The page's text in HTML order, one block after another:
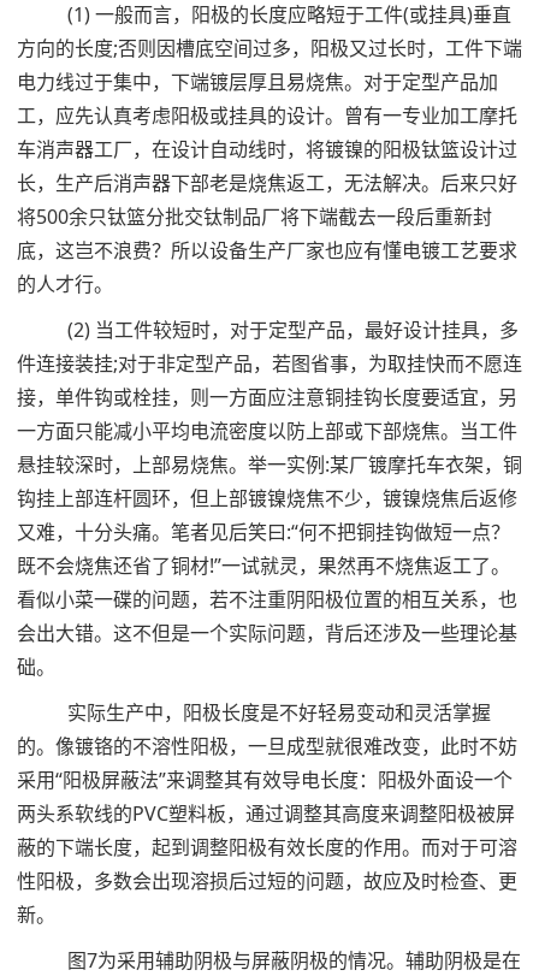
(1) 一般而言，阳极的长度应略短于工件(或挂具)垂直
方向的长度;否则因槽底空间过多，阳极又过长时，工件下端
电力线过于集中，下端镀层厚且易烧焦。对于定型产品加
工，应先认真考虑阳极或挂具的设计。曾有一专业加工摩托
车消声器工厂，在设计自动线时，将镀镍的阳极钛篮设计过
长，生产后消声器下部老是烧焦返工，无法解决。后来只好
将500余只钛篮分批交钛制品厂将下端截去一段后重新封
底，这岂不浪费？所以设备生产厂家也应有懂电镀工艺要求
的人才行。
(2) 当工件较短时，对于定型产品，最好设计挂具，多
件连接装挂;对于非定型产品，若图省事，为取挂快而不愿连
接，单件钩或栓挂，则一方面应注意铜挂钩长度要适宜，另
一方面只能减小平均电流密度以防上部或下部烧焦。当工件
悬挂较深时，上部易烧焦。举一实例:某厂镀摩托车衣架，铜
钩挂上部连杆圆环，但上部镀镍烧焦不少，镀镍烧焦后返修
又难，十分头痛。笔者见后笑曰:“何不把铜挂钩做短一点？
既不会烧焦还省了铜材!”一试就灵，果然再不烧焦返工了。
看似小菜一碟的问题，若不注重阴阳极位置的相互关系，也
会出大错。这不但是一个实际问题，背后还涉及一些理论基
础。
实际生产中，阳极长度是不好轻易变动和灵活掌握
的。像镀铬的不溶性阳极，一旦成型就很难改变，此时不妨
采用“阳极屏蔽法”来调整其有效导电长度：阳极外面设一个
两头系软线的PVC塑料板，通过调整其高度来调整阳极被屏
蔽的下端长度，起到调整阳极有效长度的作用。而对于可溶
性阳极，多数会出现溶损后过短的问题，故应及时检查、更
新。
图7为采用辅助阴极与屏蔽阴极的情况。辅助阴极是在